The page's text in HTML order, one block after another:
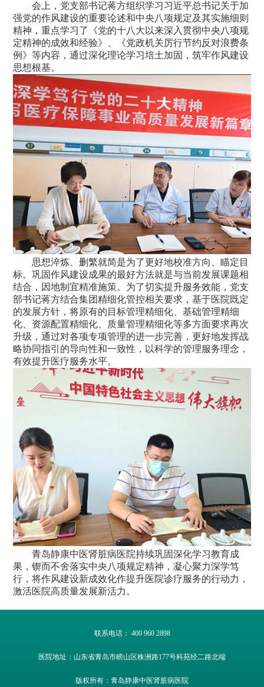
会上，党支部书记蒋方组织学习习近平总书记关于加
强党的作风建设的重要论述和中央八项规定及其实施细则
精神，重点学习了《党的十八大以来深入贯彻中央八项规
定精神的成效和经验》、《党政机关厉行节约反对浪费条
例》等内容，通过深化理论学习培土加固，筑牢作风建设
思想根基。
思想淬炼、删繁就简是为了更好地校准方向、瞄定目
标。巩固作风建设成果的最好方法就是与当前发展课题相
结合，因地制宜精准施策。为了切实提升服务效能，党支
部书记蒋方结合集团精细化管控相关要求，基于医院既定
的发展方针，将原有的目标管理精细化、基础管理精细
化、资源配置精细化、质量管理精细化等多方面要求再次
升级，通过对各项专项管理的进一步完善，更好地发挥战
略协同指引的导向性和一致性，以科学的管理服务理念，
有效提升医疗服务水平。
青岛静康中医肾脏病医院持续巩固深化学习教育成
果，锲而不舍落实中央八项规定精神，凝心聚力深学笃
行，将作风建设新成效化作提升医院诊疗服务的行动力，
激活医院高质量发展新活力。
联系电话： 400 960 2898
医院地址：山东省青岛市崂山区株洲路177号科苑经二路北端
版权所有：青岛静康中医肾脏病医院